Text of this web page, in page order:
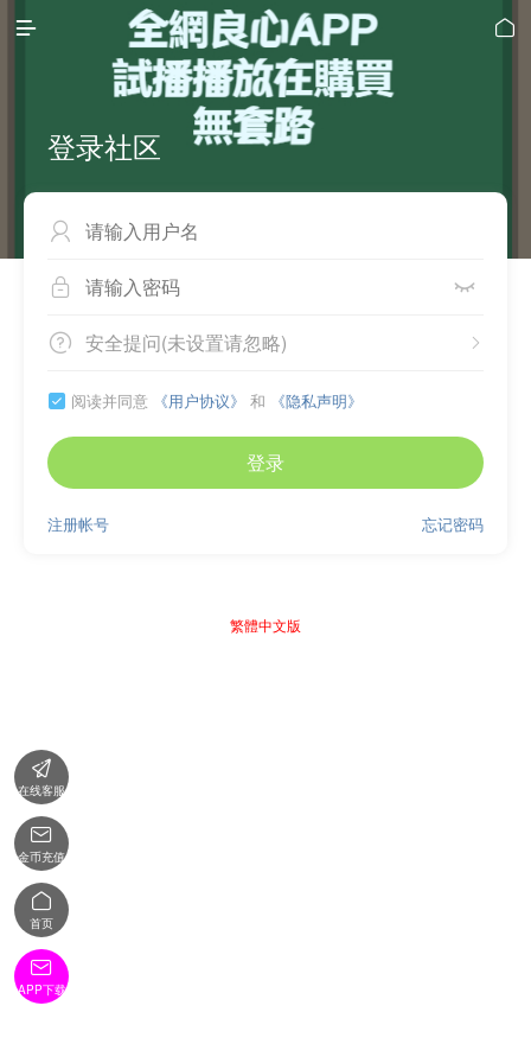
 
登录社区

 
 
安全提问(未设置请忽略)
 阅读并同意 《用户协议》 和 《隐私声明》
登录
忘记密码
注册帐号
繁體中文版

在线客服

金币充值

首页

APP下载